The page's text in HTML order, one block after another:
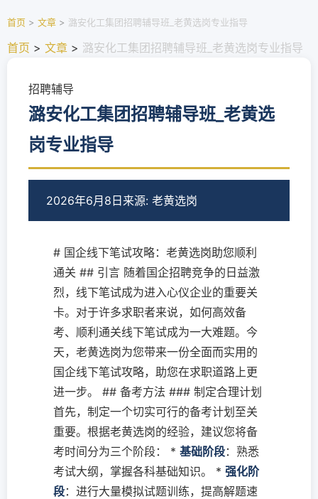
首页 > 文章 > 潞安化工集团招聘辅导班_老黄选岗专业指导
首页 > 文章 > 潞安化工集团招聘辅导班_老黄选岗专业指导
招聘辅导
潞安化工集团招聘辅导班_老黄选
岗专业指导
2026年6月8日 来源: 老黄选岗
# 国企线下笔试攻略：老黄选岗助您顺利
通关 ## 引言 随着国企招聘竞争的日益激
烈，线下笔试成为进入心仪企业的重要关
卡。对于许多求职者来说，如何高效备
考、顺利通关线下笔试成为一大难题。今
天，老黄选岗为您带来一份全面而实用的
国企线下笔试攻略，助您在求职道路上更
进一步。 ## 备考方法 ### 制定合理计划
首先，制定一个切实可行的备考计划至关
重要。根据老黄选岗的经验，建议您将备
考时间分为三个阶段： * 基础阶段：熟悉
考试大纲，掌握各科基础知识。 * 强化阶
段：进行大量模拟试题训练，提高解题速